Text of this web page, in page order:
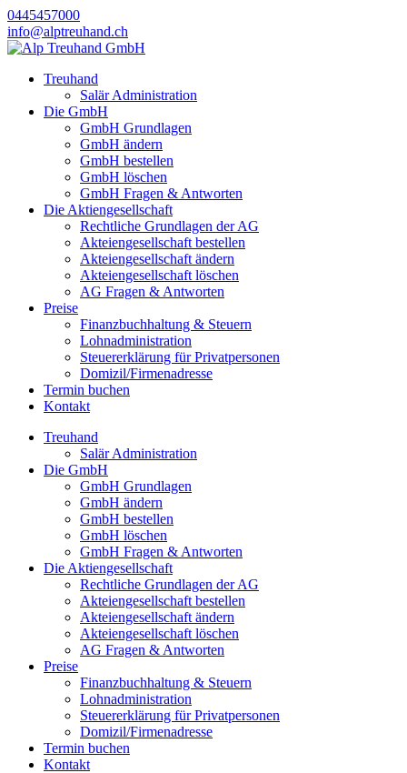
0445457000
info@alptreuhand.ch
Treuhand
Salär Administration
Die GmbH
GmbH Grundlagen
GmbH ändern
GmbH bestellen
GmbH löschen
GmbH Fragen & Antworten
Die Aktiengesellschaft
Rechtliche Grundlagen der AG
Akteiengesellschaft bestellen
Akteiengesellschaft ändern
Akteiengesellschaft löschen
AG Fragen & Antworten
Preise
Finanzbuchhaltung & Steuern
Lohnadministration
Steuererklärung für Privatpersonen
Domizil/Firmenadresse
Termin buchen
Kontakt
Treuhand
Salär Administration
Die GmbH
GmbH Grundlagen
GmbH ändern
GmbH bestellen
GmbH löschen
GmbH Fragen & Antworten
Die Aktiengesellschaft
Rechtliche Grundlagen der AG
Akteiengesellschaft bestellen
Akteiengesellschaft ändern
Akteiengesellschaft löschen
AG Fragen & Antworten
Preise
Finanzbuchhaltung & Steuern
Lohnadministration
Steuererklärung für Privatpersonen
Domizil/Firmenadresse
Termin buchen
Kontakt